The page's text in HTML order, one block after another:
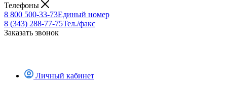
Телефоны
8 800 500-33-73Единый номер
8 (343) 288-77-75Тел./факс
Заказать звонок
Личный кабинет